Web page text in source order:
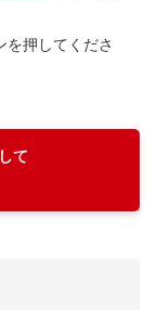
を押してくださ
て